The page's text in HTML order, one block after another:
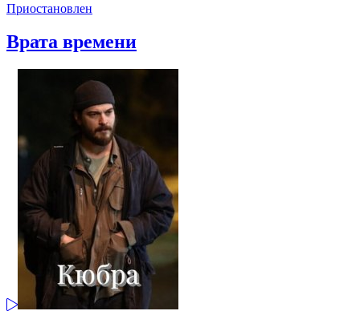
Приостановлен
Врата времени